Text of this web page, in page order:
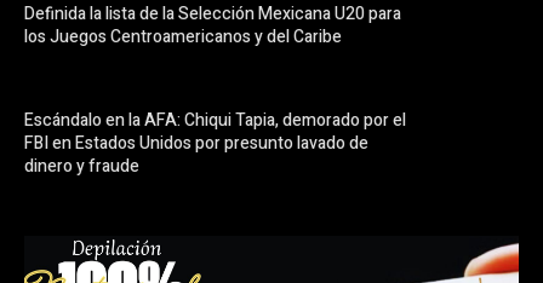
Definida la lista de la Selección Mexicana U20 para
los Juegos Centroamericanos y del Caribe
Escándalo en la AFA: Chiqui Tapia, demorado por el
FBI en Estados Unidos por presunto lavado de
dinero y fraude